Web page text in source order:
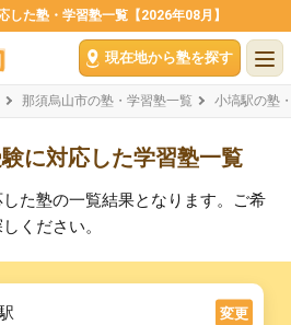
した塾・学習塾一覧【2026年08月】
現在地から塾を探す
那須烏山市の塾・学習塾一覧 小塙駅の塾
に対応した学習塾一覧
た塾の一覧結果となります。ご希
ください。
変更